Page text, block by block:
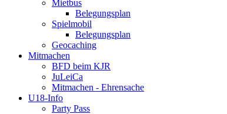
Mietbus
Belegungsplan
Spielmobil
Belegungsplan
Geocaching
Mitmachen
BFD beim KJR
JuLeiCa
Mitmachen - Ehrensache
U18-Info
Party Pass